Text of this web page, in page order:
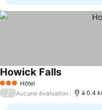
3 ÉtoilesHôtel
Howick Falls
/ Aucune évaluation à 0.4